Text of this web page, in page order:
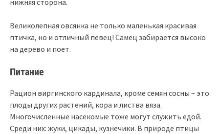
нижняя сторона.
Великолепная овсянка не только маленькая красивая
птичка, но и отличный певец! Самец забирается высоко
на дерево и поет.
Питание
Рацион виргинского кардинала, кроме семян сосны – это
плоды других растений, кора и листва вяза.
Многочисленные насекомые тоже могут служить едой.
Среди них: жуки, цикады, кузнечики. В природе птицы